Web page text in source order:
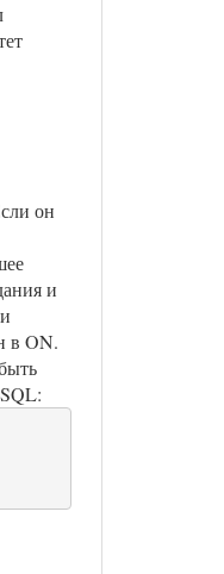
он
и
в ON.